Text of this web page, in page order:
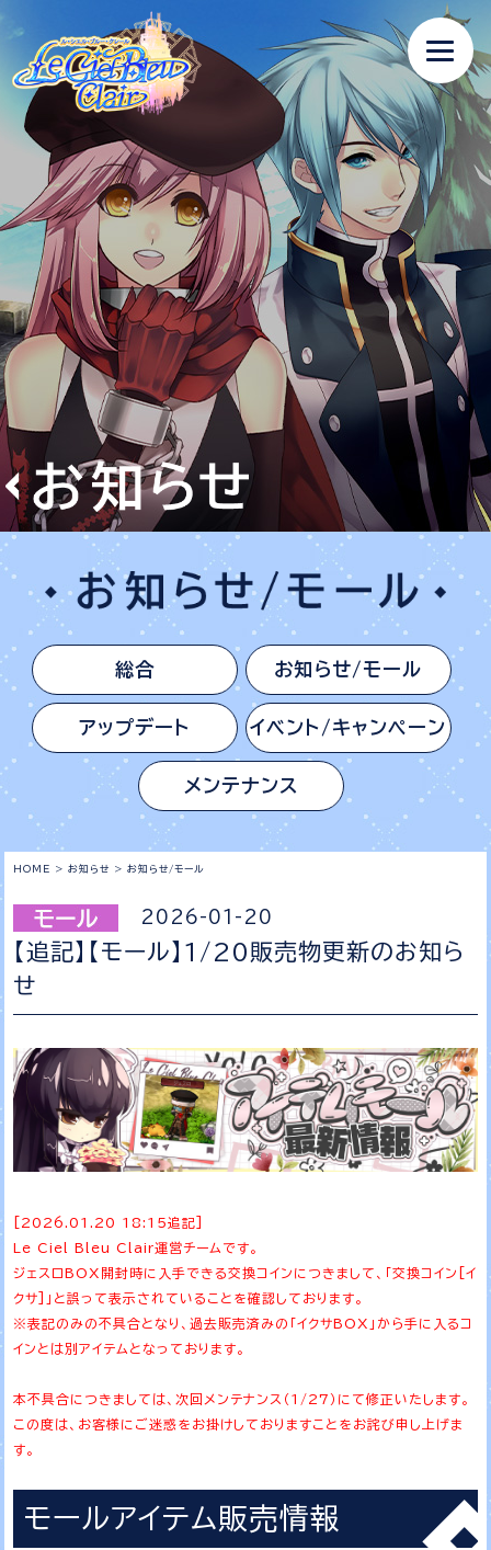
総合 お知らせ/モール
アップデート イベント/キャンペーン
メンテナンス
HOME > お知らせ > お知らせ/モール
2026-01-20
【追記】【モール】1/20販売物更新のお知ら
せ
[2026.01.20 18:15追記]
Le Ciel Bleu Clair運営チームです。
ジェスロBOX開封時に入手できる交換コインにつきまして、「交換コイン[イ
クサ]」と誤って表示されていることを確認しております。
※表記のみの不具合となり、過去販売済みの「イクサBOX」から手に入るコ
インとは別アイテムとなっております。
本不具合につきましては、次回メンテナンス（1/27）にて修正いたします。
この度は、お客様にご迷惑をお掛けしておりますことをお詫び申し上げま
す。
モールアイテム販売情報